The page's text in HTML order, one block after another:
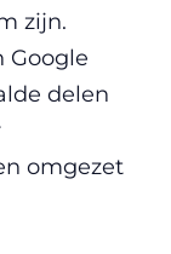
zijn.
Google
delen
omgezet